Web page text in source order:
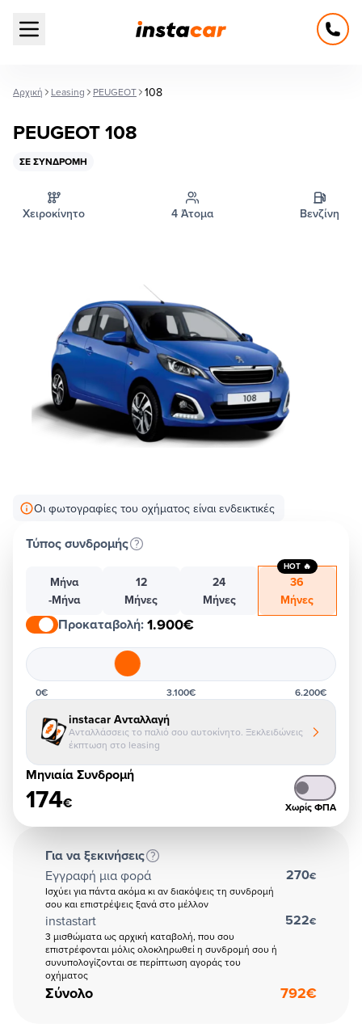
Open main menu
Αρχική Leasing PEUGEOT 108
PEUGEOT 108
ΣΕ ΣΥΝΔΡΟΜΉ
Χειροκίνητο 4 Άτομα Βενζίνη
Οι φωτογραφίες του οχήματος είναι ενδεικτικές
Τύπος συνδρομής
Μήνα
-Μήνα
12
Μήνες
24
Μήνες
36
Μήνες
HOT 🔥
Προκαταβολή:1.900€
0€ 3.100€ 6.200€
instacar Ανταλλαγή
Ανταλλάσσεις το παλιό σου αυτοκίνητο. Ξεκλειδώνεις
έκπτωση στο leasing
Μηνιαία Συνδρομή
174€ Χωρίς ΦΠΑ
Για να ξεκινήσεις
Εγγραφή μια φορά
Ισχύει για πάντα ακόμα κι αν διακόψεις τη συνδρομή
σου και επιστρέψεις ξανά στο μέλλον
270€
instastart
3 μισθώματα ως αρχική καταβολή, που σου
επιστρέφονται μόλις ολοκληρωθεί η συνδρομή σου ή
συνυπολογίζονται σε περίπτωση αγοράς του
οχήματος
522€
Σύνολο 792€